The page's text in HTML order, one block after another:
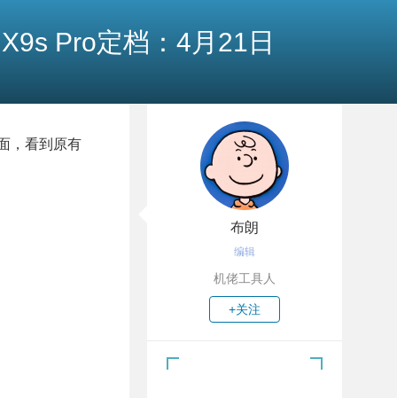
Pro定档：4月21日
，看到原有
布朗
编辑
机佬工具人
+关注